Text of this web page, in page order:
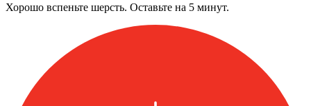
Хорошо вспеньте шерсть. Оставьте на 5 минут.